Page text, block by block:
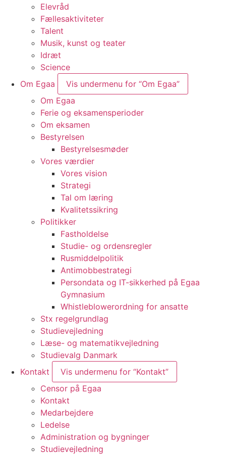
Elevråd
Fællesaktiviteter
Talent
Musik, kunst og teater
Idræt
Science
Om Egaa
Vis undermenu for “Om Egaa”
Om Egaa
Ferie og eksamensperioder
Om eksamen
Bestyrelsen
Bestyrelsesmøder
Vores værdier
Vores vision
Strategi
Tal om læring
Kvalitetssikring
Politikker
Fastholdelse
Studie- og ordensregler
Rusmiddelpolitik
Antimobbestrategi
Persondata og IT-sikkerhed på Egaa
Gymnasium
Whistle­blowerordning for ansatte
Stx regelgrundlag
Studievejledning
Læse- og matematikvejledning
Studievalg Danmark
Kontakt
Vis undermenu for “Kontakt”
Censor på Egaa
Kontakt
Medarbejdere
Ledelse
Administration og bygninger
Studievejledning